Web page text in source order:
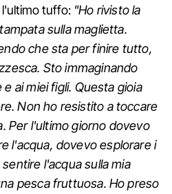
l'ultimo tuffo: "Ho rivisto la
sulla maglietta.
che sta per finire tutto,
Sto immaginando
ai miei figli. Questa gioia
Non ho resistito a toccare
Per l'ultimo giorno dovevo
l'acqua, dovevo esplorare i
l'acqua sulla mia
pesca fruttuosa. Ho preso